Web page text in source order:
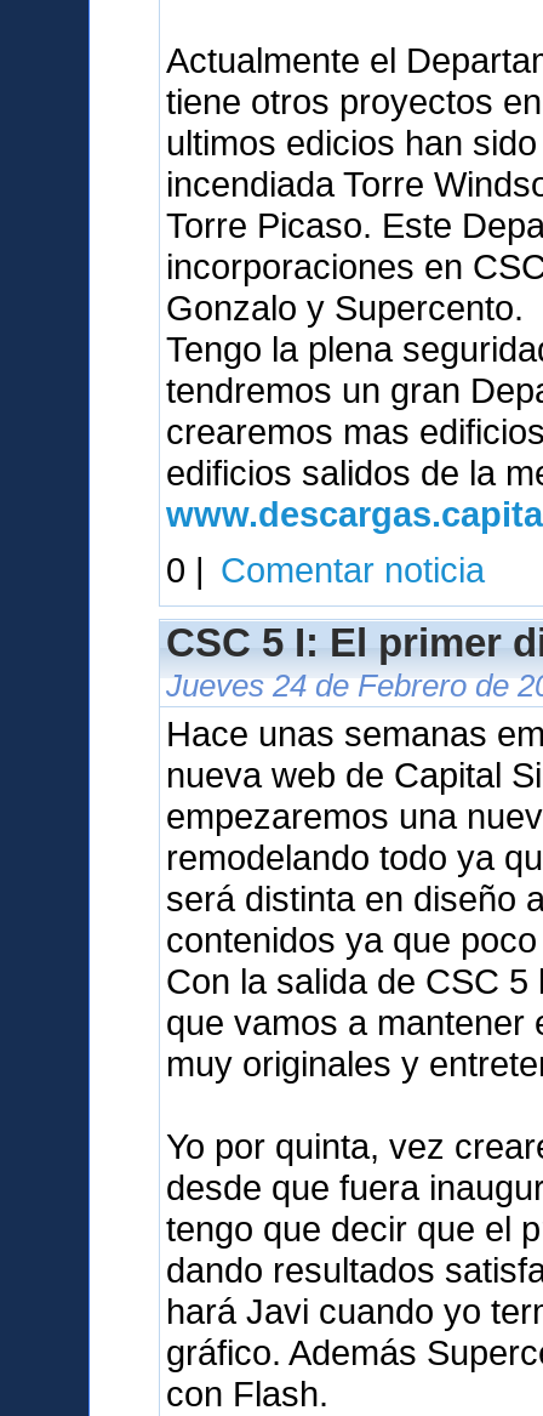
Actualmente el
tiene otros proyectos
ultimos edicios han
incendiada Torre
Torre Picaso. Este
incorporaciones en
Gonzalo y Supercento.
Tengo la plena
tendremos un gran
crearemos mas
edificios salidos de la
0 | Comentar noticia
CSC 5 I: El primer
Jueves 24 de Febrero de
Hace unas semanas
nueva web de Capital
empezaremos una
remodelando todo ya
será distinta en diseño
contenidos ya que
Con la salida de CSC
que vamos a mantener
muy originales y
Yo por quinta, vez
desde que fuera
tengo que decir que el
dando resultados
hará Javi cuando yo
gráfico. Además
con Flash.